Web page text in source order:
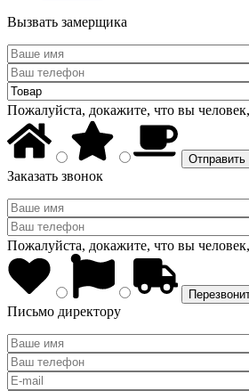
Вызвать замерщика
Пожалуйста, докажите, что вы
Заказать звонок
Пожалуйста, докажите, что вы
Письмо директору